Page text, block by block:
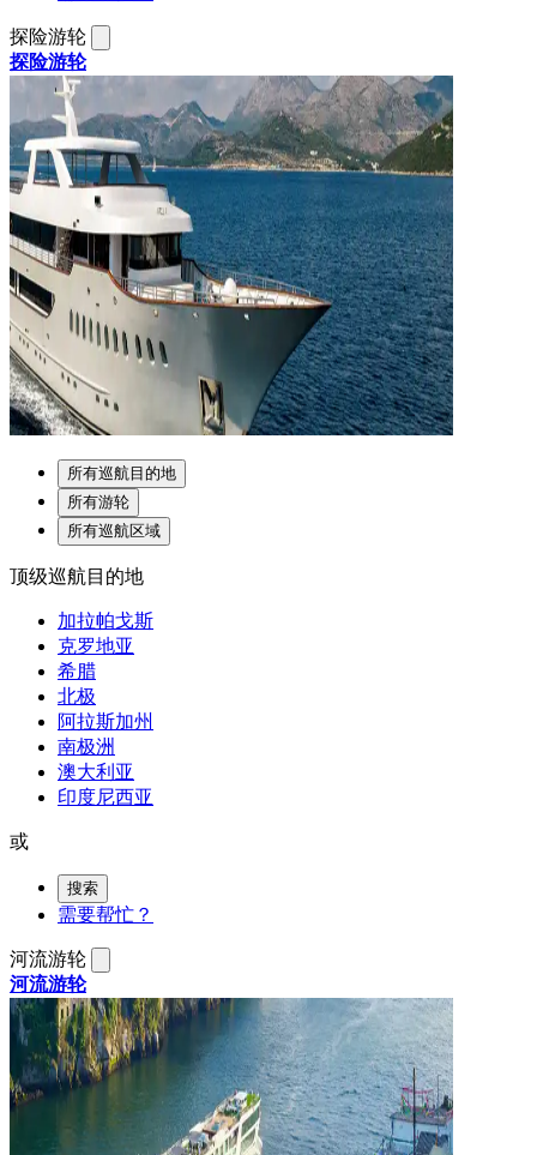
探险游轮
探险游轮
所有巡航目的地
所有游轮
所有巡航区域
顶级巡航目的地
加拉帕戈斯
克罗地亚
希腊
北极
阿拉斯加州
南极洲
澳大利亚
印度尼西亚
或
搜索
需要帮忙？
河流游轮
河流游轮